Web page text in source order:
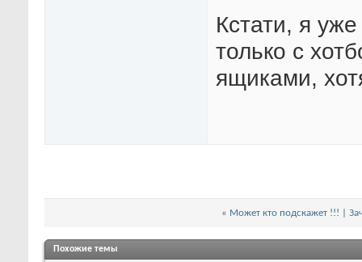
Кстати, я
только с
ящиками,
« Может кто подскажет !!!
Похожие темы